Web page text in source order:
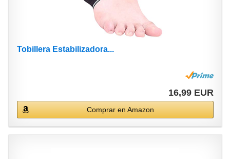
Tobillera Estabilizadora...
16,99 EUR
Comprar en Amazon